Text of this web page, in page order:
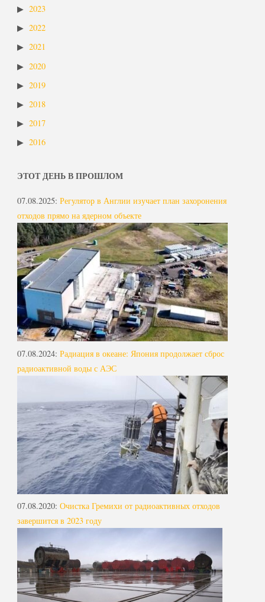
2023
2022
2021
2020
2019
2018
2017
2016
ЭТОТ ДЕНЬ В ПРОШЛОМ
07.08.2025: Регулятор в Англии изучает план захоронения
отходов прямо на ядерном объекте
07.08.2024: Радиация в океане: Япония продолжает сброс
радиоактивной воды с АЭС
07.08.2020: Очистка Гремихи от радиоактивных отходов
завершится в 2023 году